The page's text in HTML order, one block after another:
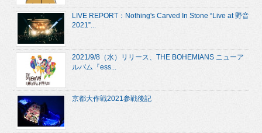
LIVE REPORT：Nothing's Carved In Stone “Live at 野音
2021”...
2021/9/8（水）リリース、THE BOHEMIANS ニューア
ルバム『ess...
京都大作戦2021参戦後記